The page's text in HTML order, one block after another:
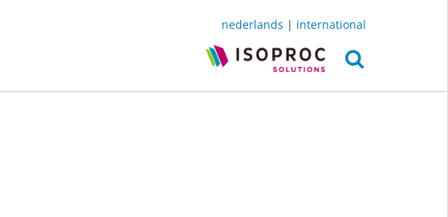
nederlands | international